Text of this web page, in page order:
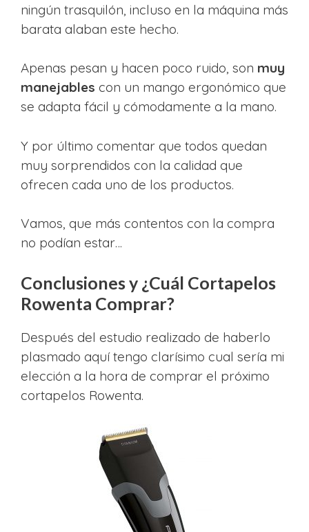
ningún trasquilón, incluso en la máquina más
barata alaban este hecho.
Apenas pesan y hacen poco ruido, son muy
manejables con un mango ergonómico que
se adapta fácil y cómodamente a la mano.
Y por último comentar que todos quedan
muy sorprendidos con la calidad que
ofrecen cada uno de los productos.
Vamos, que más contentos con la compra
no podían estar…
Conclusiones y ¿Cuál Cortapelos
Rowenta Comprar?
Después del estudio realizado de haberlo
plasmado aquí tengo clarísimo cual sería mi
elección a la hora de comprar el próximo
cortapelos Rowenta.